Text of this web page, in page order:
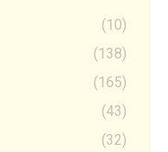
(10)
(138)
(165)
(43)
(32)